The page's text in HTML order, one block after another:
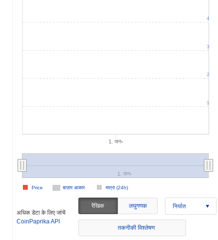
1. जन॰
बाज़ार आकार मात्रा (24h)
Price
1. जन॰
1
2
3
4
अधिक डेटा के लिए जांचें
CoinPaprika API
रैखिक लघुगणक निर्यात
तकनीकी विश्लेषण